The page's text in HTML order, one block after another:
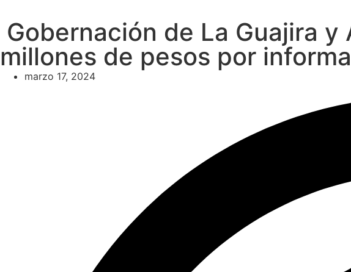
Gobernación de La Guajira
millones de pesos por
marzo 17, 2024